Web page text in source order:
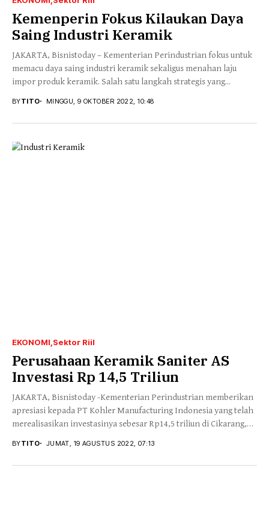
Kemenperin Fokus Kilaukan Daya
Saing Industri Keramik
JAKARTA, Bisnistoday – Kementerian Perindustrian fokus untuk
memacu daya saing industri keramik sekaligus menahan laju
impor produk keramik. Salah satu langkah strategis yang...
BYTITO MINGGU, 9 OKTOBER 2022, 10:48
EKONOMI Sektor Riil
Perusahaan Keramik Saniter AS
Investasi Rp 14,5 Triliun
JAKARTA, Bisnistoday -Kementerian Perindustrian memberikan
apresiasi kepada PT Kohler Manufacturing Indonesia yang telah
merealisasikan investasinya sebesar Rp14,5 triliun di Cikarang,
BYTITO JUMAT, 19 AGUSTUS 2022, 07:13